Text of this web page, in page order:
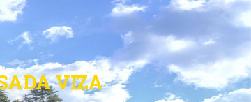
VIZA